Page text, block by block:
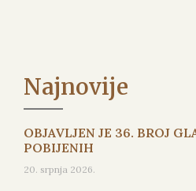
Najnovije
OBJAVLJEN JE 36. BROJ
POBIJENIH
20. srpnja 2026.